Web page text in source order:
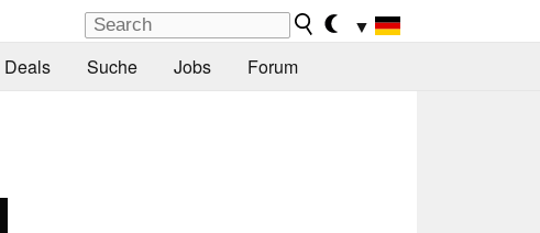
▼
Deals Suche Jobs Forum